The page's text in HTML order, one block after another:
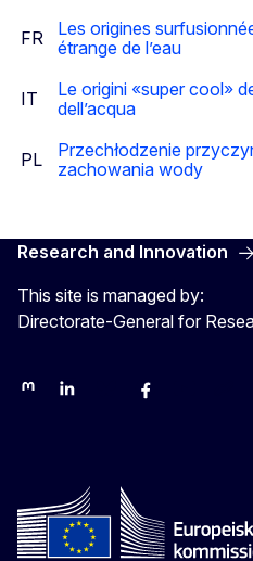
FR
Les origines
étrange de l’eau
IT
Le origini «super cool»
dell’acqua
PL
Przechłodzenie
zachowania wody
Research and Innovation
This site is managed by:
Directorate-General for
MastodonLinkedInBlueskyFacebook